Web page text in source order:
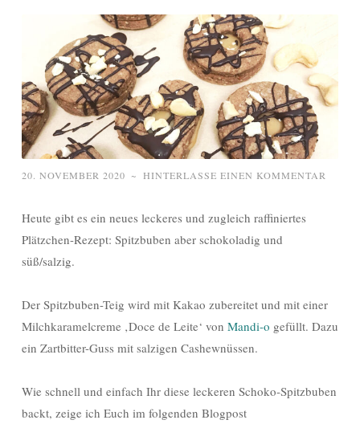
20. NOVEMBER 2020 ~ HINTERLASSE EINEN KOMMENTAR
Heute gibt es ein neues leckeres und zugleich raffiniertes
Plätzchen-Rezept: Spitzbuben aber schokoladig und
süß/salzig.
Der Spitzbuben-Teig wird mit Kakao zubereitet und mit einer
Milchkaramelcreme ‚Doce de Leite‘ von Mandi-o gefüllt. Dazu
ein Zartbitter-Guss mit salzigen Cashewnüssen.
Wie schnell und einfach Ihr diese leckeren Schoko-Spitzbuben
backt, zeige ich Euch im folgenden Blogpost